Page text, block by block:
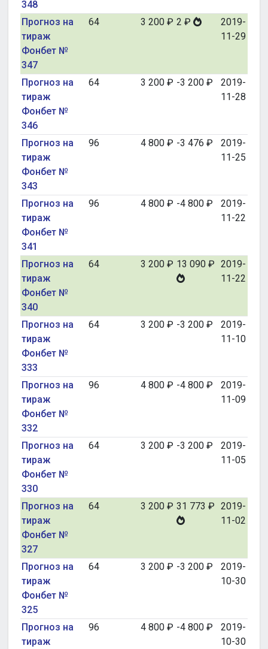
348
Прогноз на
тираж
Фонбет №
347
64 3 200 ₽ 2 ₽
2019-
11-29
Прогноз на
тираж
Фонбет №
346
64 3 200 ₽ -3 200 ₽
2019-
11-28
Прогноз на
тираж
Фонбет №
343
96 4 800 ₽ -3 476 ₽
2019-
11-25
Прогноз на
тираж
Фонбет №
341
96 4 800 ₽ -4 800 ₽
2019-
11-22
Прогноз на
тираж
Фонбет №
340
64 3 200 ₽ 13 090 ₽ 2019-
11-22
Прогноз на
тираж
Фонбет №
333
64 3 200 ₽ -3 200 ₽
2019-
11-10
Прогноз на
тираж
Фонбет №
332
96 4 800 ₽ -4 800 ₽
2019-
11-09
Прогноз на
тираж
Фонбет №
330
64 3 200 ₽ -3 200 ₽
2019-
11-05
Прогноз на
тираж
Фонбет №
327
64 3 200 ₽ 31 773 ₽ 2019-
11-02
Прогноз на
тираж
Фонбет №
325
64 3 200 ₽ -3 200 ₽
2019-
10-30
Прогноз на
тираж
96 4 800 ₽ -4 800 ₽
2019-
10-30